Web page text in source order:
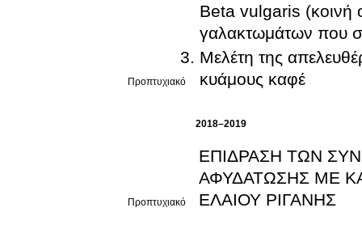
Προπτυχιακό
Beta vulgaris (κοινή
γαλακτωμάτων που
Μελέτη της
κυάμους καφέ
2018–2019
Προπτυχιακό
ΕΠΙΔΡΑΣΗ ΤΩΝ
ΑΦΥΔΑΤΩΣΗΣ ΜΕ
ΕΛΑΙΟΥ ΡΙΓΑΝΗΣ